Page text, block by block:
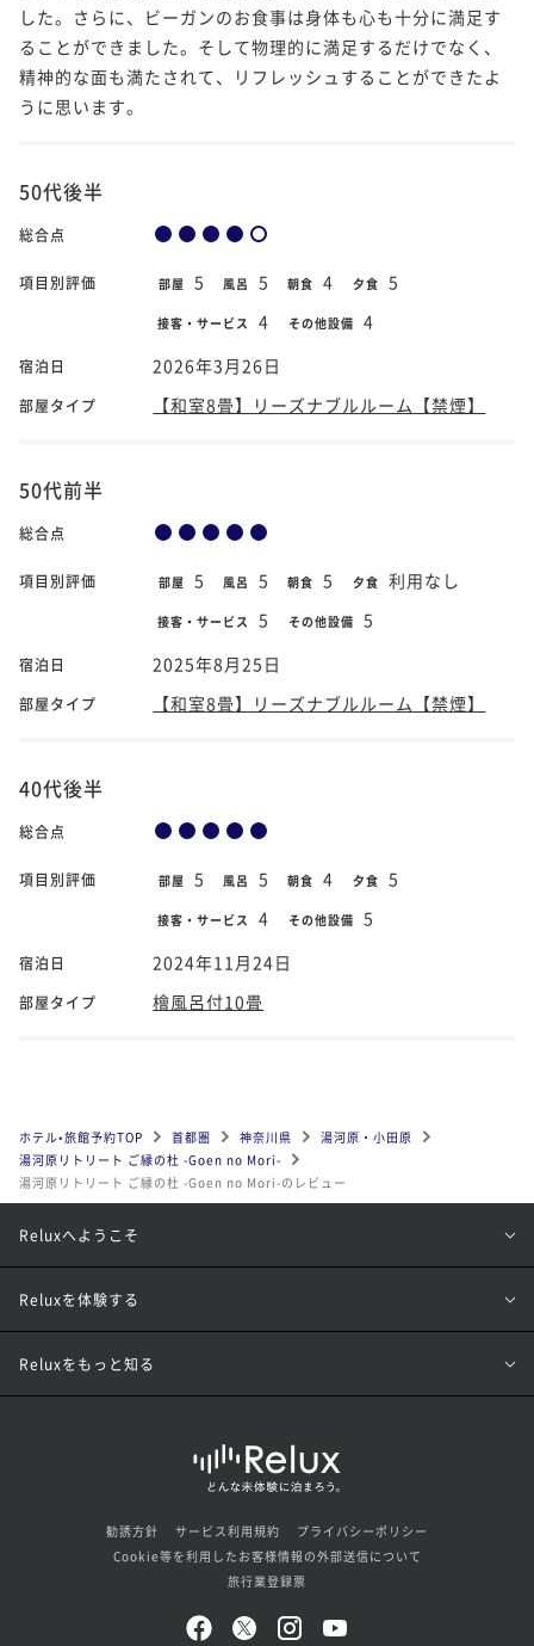
した。さらに、ビーガンのお食事は身体も心も十分に満足す
ることができました。そして物理的に満足するだけでなく、
精神的な面も満たされて、リフレッシュすることができたよ
うに思います。
50代後半
総合点
項目別評価 部屋 5 風呂 5 朝食 4 夕食 5
接客・サービス 4 その他設備 4
宿泊日 2026年3月26日
部屋タイプ 【和室8畳】リーズナブルルーム【禁煙】
50代前半
総合点
項目別評価 部屋 5 風呂 5 朝食 5 夕食 利用なし
接客・サービス 5 その他設備 5
宿泊日 2025年8月25日
部屋タイプ 【和室8畳】リーズナブルルーム【禁煙】
40代後半
総合点
項目別評価 部屋 5 風呂 5 朝食 4 夕食 5
接客・サービス 4 その他設備 5
宿泊日 2024年11月24日
部屋タイプ 檜風呂付10畳
ホテル•旅館予約TOP 首都圏 神奈川県
湯河原・小田原
湯河原リトリート ご縁の杜 -Goen no Mori-
湯河原リトリート ご縁の杜 -Goen no Mori-のレビュー
Reluxへようこそ
Reluxを体験する
Reluxをもっと知る
勧誘方針 サービス利用規約
プライバシーポリシー
Cookie等を利用したお客様情報の外部送信について
旅行業登録票